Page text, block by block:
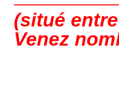
(situé
Venez